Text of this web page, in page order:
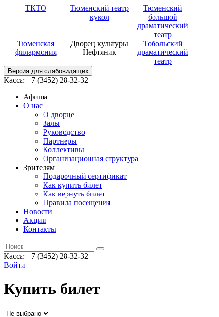
ТКТО
Тюменский театр
кукол
Тюменский
большой
драматический
театр
Тюменская
филармония
Дворец культуры
Нефтяник
Тобольский
драматический
театр
Версия для слабовидящих
Касса: +7 (3452) 28-32-32
Афиша
О нас
О дворце
Залы
Руководство
Партнеры
Коллективы
Организационная структура
Зрителям
Подарочный сертификат
Как купить билет
Как вернуть билет
Правила посещения
Новости
Акции
Контакты
Касса: +7 (3452) 28-32-32
Войти
Купить билет